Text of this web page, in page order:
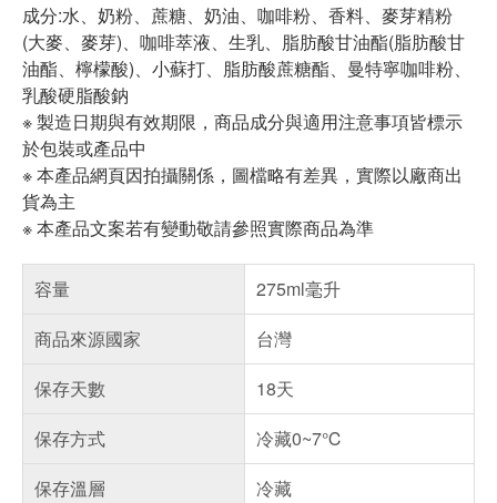
成分:水、奶粉、蔗糖、奶油、咖啡粉、香料、麥芽精粉
(大麥、麥芽)、咖啡萃液、生乳、脂肪酸甘油酯(脂肪酸甘
油酯、檸檬酸)、小蘇打、脂肪酸蔗糖酯、曼特寧咖啡粉、
乳酸硬脂酸鈉
※ 製造日期與有效期限，商品成分與適用注意事項皆標示
於包裝或產品中
※ 本產品網頁因拍攝關係，圖檔略有差異，實際以廠商出
貨為主
※ 本產品文案若有變動敬請參照實際商品為準
容量
275ml毫升
商品來源國家
台灣
保存天數
18天
保存方式
冷藏0~7℃
保存溫層
冷藏